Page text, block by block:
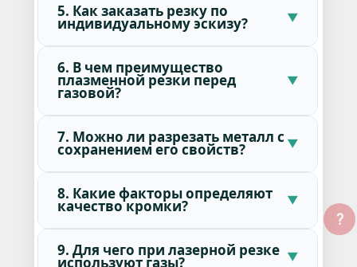
5. Как заказать резку по
индивидуальному эскизу?
6. В чем преимущество
плазменной резки перед
газовой?
7. Можно ли разрезать металл с
сохранением его свойств?
8. Какие факторы определяют
качество кромки?
9. Для чего при лазерной резке
используют газы?
?